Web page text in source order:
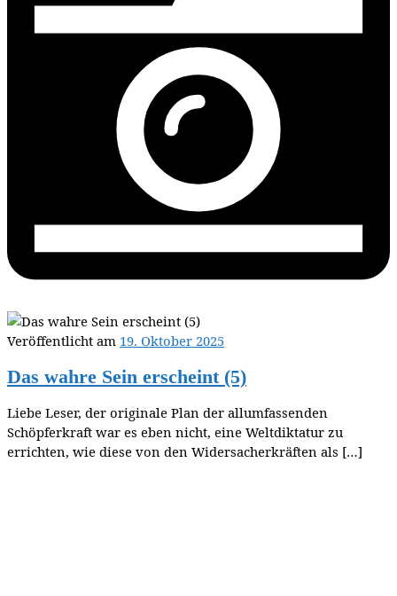
Veröffentlicht am 19. Oktober 2025
Das wahre Sein erscheint (5)
Liebe Leser, der originale Plan der allumfassenden
Schöpferkraft war es eben nicht, eine Weltdiktatur zu
errichten, wie diese von den Widersacherkräften als […]